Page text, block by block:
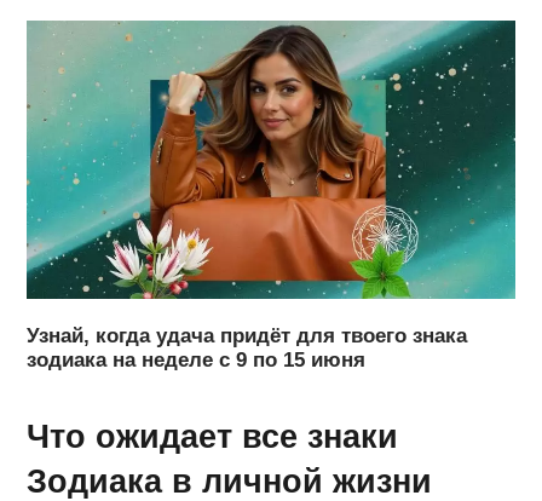
Узнай, когда удача придёт для твоего знака
зодиака на неделе с 9 по 15 июня
Что ожидает все знаки
Зодиака в личной жизни